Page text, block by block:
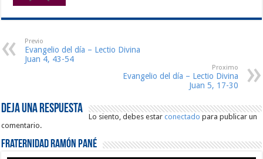
Previo
Evangelio del día – Lectio Divina
Juan 4, 43-54
Proximo
Evangelio del día – Lectio Divina
Juan 5, 17-30
Deja una respuesta
Lo siento, debes estarconectado para publicar un
comentario.
Fraternidad Ramón Pané